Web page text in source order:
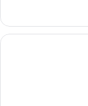
Breeze
Twin